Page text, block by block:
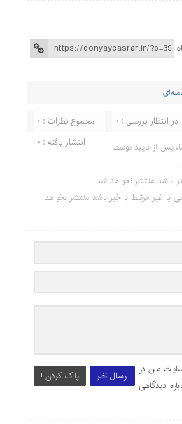
مجموع نظرات : 0
در انتظار بررسی : 0
انتشار یافته : 0
پس از تایید توسط
باشد منتشر نخواهد شد.
یا غیر مرتبط با خبر باشد منتشر نخواهد
ارسال نظر پاک کردن !
من در
دیدگاهی